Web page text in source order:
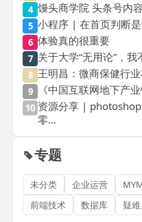
4 馒头商学院 头条号内
5 小程序 | 在首页判断
6 体验真的很重要
7 关于大学“无用论”，我
8 王明昌：微商保健行
9 《中国互联网地下产
10 资源分享 |
零...
专题
未分类 企业运营
前端技术
数据库 疑